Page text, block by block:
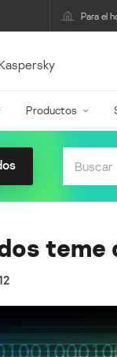
Para el
Productos
teme